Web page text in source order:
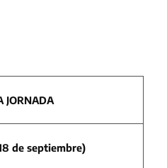
JORNADA
de septiembre)